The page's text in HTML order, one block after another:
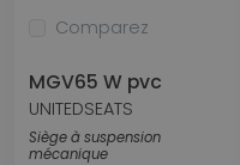
Comparez
MGV65 W pvc
UNITEDSEATS
Siège à suspension
mécanique